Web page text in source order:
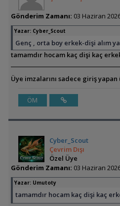
Gönderim Zamanı: 03 Haziran
Yazar: Cyber_Scout
Genç , orta boy erkek-dişi alım
tamamdır hocam kaç dişi kaç
Üye imzalarını sadece giriş
ÖM
Cyber_Scout
Çevrim Dışı
Özel Üye
Gönderim Zamanı: 03 Haziran
Yazar: Umutoty
tamamdır hocam kaç dişi kaç